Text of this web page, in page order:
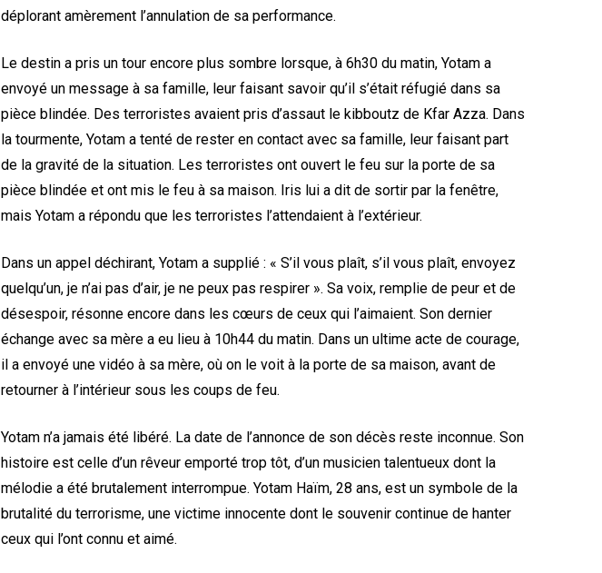
déplorant amèrement l’annulation de sa performance.
Le destin a pris un tour encore plus sombre lorsque, à 6h30 du matin, Yotam a
envoyé un message à sa famille, leur faisant savoir qu’il s’était réfugié dans sa
pièce blindée. Des terroristes avaient pris d’assaut le kibboutz de Kfar Azza. Dans
la tourmente, Yotam a tenté de rester en contact avec sa famille, leur faisant part
de la gravité de la situation. Les terroristes ont ouvert le feu sur la porte de sa
pièce blindée et ont mis le feu à sa maison. Iris lui a dit de sortir par la fenêtre,
mais Yotam a répondu que les terroristes l’attendaient à l’extérieur.
Dans un appel déchirant, Yotam a supplié : « S’il vous plaît, s’il vous plaît, envoyez
quelqu’un, je n’ai pas d’air, je ne peux pas respirer ». Sa voix, remplie de peur et de
désespoir, résonne encore dans les cœurs de ceux qui l’aimaient. Son dernier
échange avec sa mère a eu lieu à 10h44 du matin. Dans un ultime acte de courage,
il a envoyé une vidéo à sa mère, où on le voit à la porte de sa maison, avant de
retourner à l’intérieur sous les coups de feu.
Yotam n’a jamais été libéré. La date de l’annonce de son décès reste inconnue. Son
histoire est celle d’un rêveur emporté trop tôt, d’un musicien talentueux dont la
mélodie a été brutalement interrompue. Yotam Haïm, 28 ans, est un symbole de la
brutalité du terrorisme, une victime innocente dont le souvenir continue de hanter
ceux qui l’ont connu et aimé.